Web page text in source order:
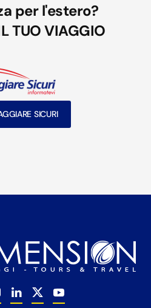
per l'estero?
TUO VIAGGIO
SICURI